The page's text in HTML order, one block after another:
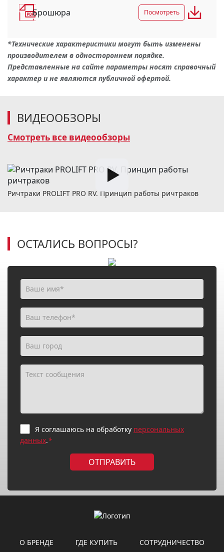
Брошюра Посмотреть
*Технические характеристики могут быть изменены
производителем в одностороннем порядке.
Представленные на сайте параметры носят справочный
характер и не являются публичной офертой.
ВИДЕООБЗОРЫ
Смотреть все видеообзоры
Ричтраки PROLIFT PRO RV. Принцип работы ричтраков
ОСТАЛИСЬ ВОПРОСЫ?
Я соглашаюсь на обработку персональных
данных.*
ОТПРАВИТЬ
О БРЕНДЕ ГДЕ КУПИТЬ СОТРУДНИЧЕСТВО